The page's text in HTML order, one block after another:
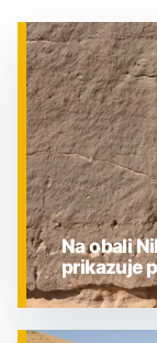
Na obali
prikazuje